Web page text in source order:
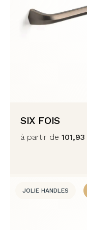
SIX FOIS
à partir de 101,93
JOLIE HANDLES